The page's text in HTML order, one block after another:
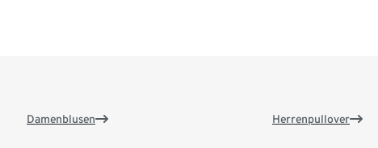
Damenblusen Herrenpullover